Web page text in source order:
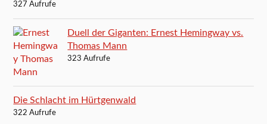
327 Aufrufe
Duell der Giganten: Ernest Hemingway vs.
Thomas Mann
323 Aufrufe
Die Schlacht im Hürtgenwald
322 Aufrufe